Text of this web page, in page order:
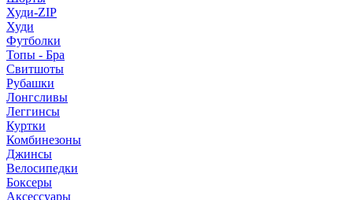
Худи-ZIP
Худи
Футболки
Топы - Бра
Свитшоты
Рубашки
Лонгсливы
Леггинсы
Куртки
Комбинезоны
Джинсы
Велосипедки
Боксеры
Аксессуары